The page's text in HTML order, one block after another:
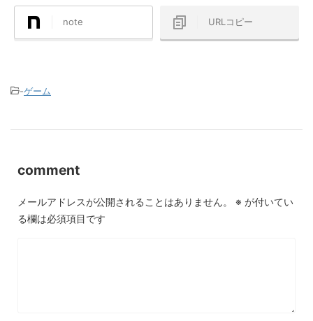
note URLコピー
-ゲーム
comment
メールアドレスが公開されることはありません。 ※ が付いてい
る欄は必須項目です